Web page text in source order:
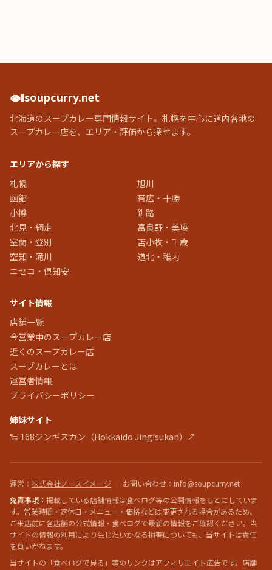
🍛soupcurry.net
北海道のスープカレー専門情報サイト。札幌を中心に道内各地の
スープカレー店を、エリア・評価から探せます。
エリアから探す
札幌
旭川
函館
帯広・十勝
小樽
釧路
北見・網走
富良野・美瑛
室蘭・登別
苫小牧・千歳
空知・滝川
道北・稚内
ニセコ・倶知安
サイト情報
店舗一覧
今営業中のスープカレー店
近くのスープカレー店
スープカレーとは
運営者情報
プライバシーポリシー
姉妹サイト
🐑 168ジンギスカン（Hokkaido Jingisukan）↗
運営 ： 株式会社ノースイメージ | お問い合わせ ：info@soupcurry.net
免責事項： 掲載している店舗情報は食べログ等の公開情報をもとにしていま
す。営業時間・定休日・メニュー・価格などは変更される場合があるため、
ご来店前に各店舗の公式情報・食べログで最新の情報をご確認ください。当
サイトの情報の利用により生じたいかなる損害についても、当サイトは責任
を負いかねます。
当サイトの「食べログで見る」等のリンクはアフィリエイト広告です。店舗